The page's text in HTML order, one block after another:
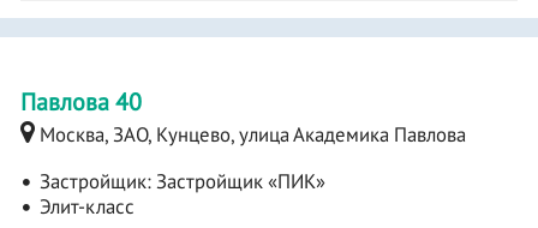
Павлова 40
Москва, ЗАО, Кунцево, улица Академика Павлова
Застройщик:Застройщик «ПИК»
Элит-класс